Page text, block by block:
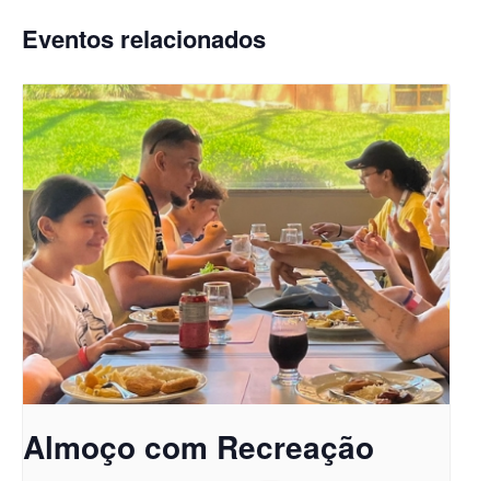
Eventos relacionados
Almoço com Recreação